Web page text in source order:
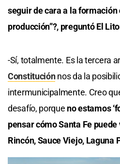
seguir de cara a la
producción”?, preguntó El
-Sí, totalmente. Es la tercera
Constituciónnos da la
intermunicipalmente. Creo
desafío, porque no estamos
pensar cómo Santa Fe
Rincón, Sauce Viejo, Laguna